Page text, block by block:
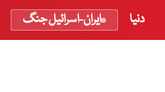
دنیا ایران-اسرائیل جنگ